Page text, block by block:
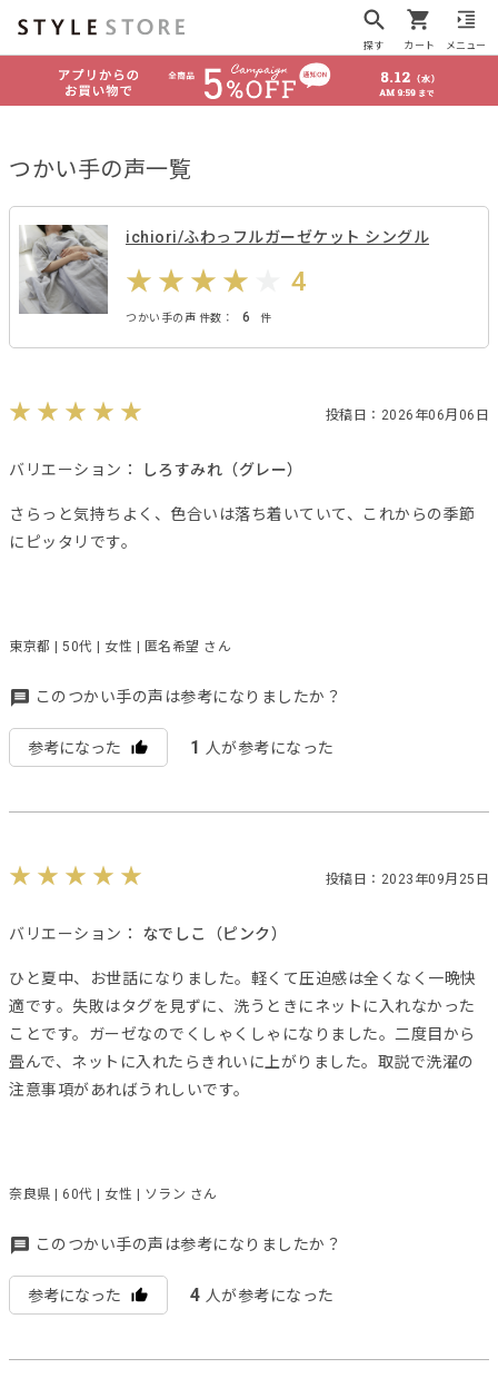
探す カート メニュー
つかい手の声一覧
ichiori/ふわっフルガーゼケット シングル
4
つかい手の声 件数： 6 件
投稿日：2026年06月06日
バリエーション： しろすみれ（グレー）
さらっと気持ちよく、色合いは落ち着いていて、これからの季節
にピッタリです。
東京都 | 50代 | 女性 | 匿名希望 さん
このつかい手の声は参考になりましたか？
参考になった 1 人が参考になった
投稿日：2023年09月25日
バリエーション： なでしこ（ピンク）
ひと夏中、お世話になりました。軽くて圧迫感は全くなく一晩快
適です。失敗はタグを見ずに、洗うときにネットに入れなかった
ことです。ガーゼなのでくしゃくしゃになりました。二度目から
畳んで、ネットに入れたらきれいに上がりました。取説で洗濯の
注意事項があればうれしいです。
奈良県 | 60代 | 女性 | ソラン さん
このつかい手の声は参考になりましたか？
参考になった 4 人が参考になった